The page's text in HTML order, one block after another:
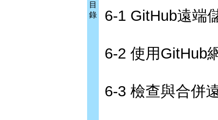
目
錄
6-1 GitHub遠端
6-2 使用GitHub
6-3 檢查與合併